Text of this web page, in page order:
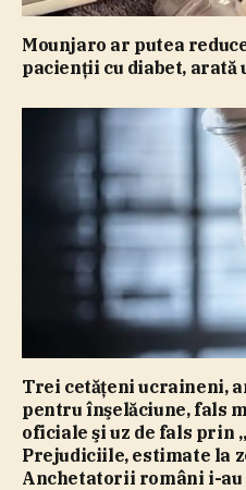
Mounjaro ar putea
pacienţii cu diabet, arată
Trei cetăţeni ucraineni,
pentru înşelăciune, fals
oficiale şi uz de fals prin
Prejudiciile, estimate la
Anchetatorii români i-